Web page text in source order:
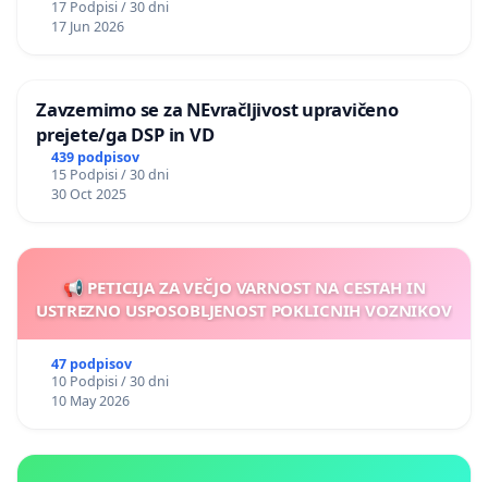
17 Podpisi / 30 dni
17 Jun 2026
Zavzemimo se za NEvračljivost upravičeno
prejete/ga DSP in VD
439 podpisov
15 Podpisi / 30 dni
30 Oct 2025
📢 PETICIJA ZA VEČJO VARNOST NA CESTAH IN
USTREZNO USPOSOBLJENOST POKLICNIH VOZNIKOV
47 podpisov
10 Podpisi / 30 dni
10 May 2026